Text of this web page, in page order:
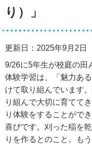
り）」
更新日：2025年9月2日
9/26に5年生が校庭の田
体験学習は、「魅力あ
けて取り組んでいます
り組んで大切に育てて
り体験をすることがで
喜びです。刈った稲を
りを作るとのこと。も